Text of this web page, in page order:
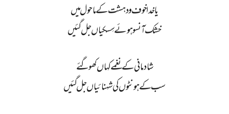
یا خدا خوف و دہشت کے ماحول میں
خشک آنسو ہوئے سِسکیاں جل گئیں
شادمانی کے نغمے کہاں کھو گئے
سب کے ہونٹوں کی شہنائیاں جل گئیں